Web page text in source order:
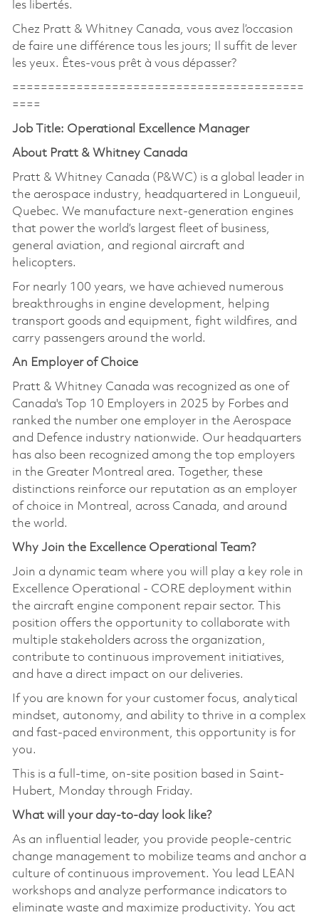
les libertés.
Chez Pratt & Whitney Canada, vous avez l’occasion
de faire une différence tous les jours; Il suffit de lever
les yeux. Êtes-vous prêt à vous dépasser?
=========================================
====
Job Title: Operational Excellence Manager
About Pratt & Whitney Canada
Pratt & Whitney Canada (P&WC) is a global leader in
the aerospace industry, headquartered in Longueuil,
Quebec. We manufacture next-generation engines
that power the world’s largest fleet of business,
general aviation, and regional aircraft and
helicopters.
For nearly 100 years, we have achieved numerous
breakthroughs in engine development, helping
transport goods and equipment, fight wildfires, and
carry passengers around the world.
An Employer of Choice
Pratt & Whitney Canada was recognized as one of
Canada's Top 10 Employers in 2025 by Forbes and
ranked the number one employer in the Aerospace
and Defence industry nationwide. Our headquarters
has also been recognized among the top employers
in the Greater Montreal area. Together, these
distinctions reinforce our reputation as an employer
of choice in Montreal, across Canada, and around
the world.
Why Join the Excellence Operational Team?
Join a dynamic team where you will play a key role in
Excellence Operational - CORE deployment within
the aircraft engine component repair sector. This
position offers the opportunity to collaborate with
multiple stakeholders across the organization,
contribute to continuous improvement initiatives,
and have a direct impact on our deliveries.
If you are known for your customer focus, analytical
mindset, autonomy, and ability to thrive in a complex
and fast-paced environment, this opportunity is for
you.
This is a full-time, on-site position based in Saint-
Hubert, Monday through Friday.
What will your day-to-day look like?
As an influential leader, you provide people-centric
change management to mobilize teams and anchor a
culture of continuous improvement. You lead LEAN
workshops and analyze performance indicators to
eliminate waste and maximize productivity. You act